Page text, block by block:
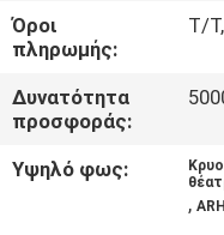
ΙΣΤΟΛΌΓΙΟ
ΖΗΤΉΣΤΕ
ΈΝΑ
ΑΠΌΣΠΑΣΜΑ
Όροι
πληρωμής:
T/
Δυνατότητα
προσφοράς:
Υψηλό φως:
,